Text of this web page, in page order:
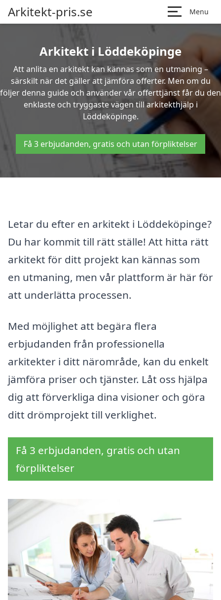
Arkitekt-pris.se Menu
Arkitekt i Löddeköpinge
Att anlita en arkitekt kan kännas som en utmaning –
särskilt när det gäller att jämföra offerter. Men om du
följer denna guide och använder vår offerttjänst får du den
enklaste och tryggaste vägen till arkitekthjälp i
Löddeköpinge.
Få 3 erbjudanden, gratis och utan förpliktelser
Letar du efter en arkitekt i Löddeköpinge?
Du har kommit till rätt ställe! Att hitta rätt
arkitekt för ditt projekt kan kännas som
en utmaning, men vår plattform är här för
att underlätta processen.
Med möjlighet att begära flera
erbjudanden från professionella
arkitekter i ditt närområde, kan du enkelt
jämföra priser och tjänster. Låt oss hjälpa
dig att förverkliga dina visioner och göra
ditt drömprojekt till verklighet.
Få 3 erbjudanden, gratis och utan
förpliktelser